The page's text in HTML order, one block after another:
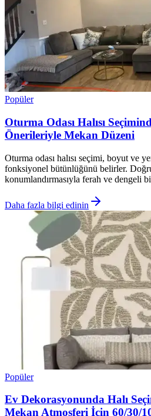
Popüler
Oturma Odası Halısı
Önerileriyle Mekan Düzeni
Oturma odası halısı seçimi, boyut ve
fonksiyonel bütünlüğünü belirler.
konumlandırmasıyla ferah ve dengeli
Daha fazla bilgi edinin
Popüler
Ev Dekorasyonunda Halı
Mekan Atmosferi İçin 60/30/